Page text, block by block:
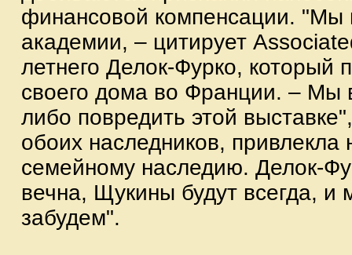
финансовой компенсации. "Мы
академии, – цитирует
летнего Делок-Фурко, который
своего дома во Франции. – Мы
либо повредить этой
обоих наследников, привлекла
семейному наследию. Делок-
вечна, Щукины будут всегда, и
забудем".